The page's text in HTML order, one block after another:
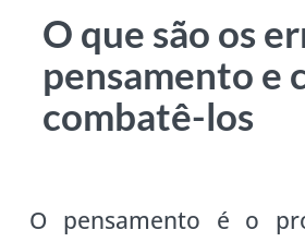
O que são os
pensamento e
combatê-los
O pensamento é o